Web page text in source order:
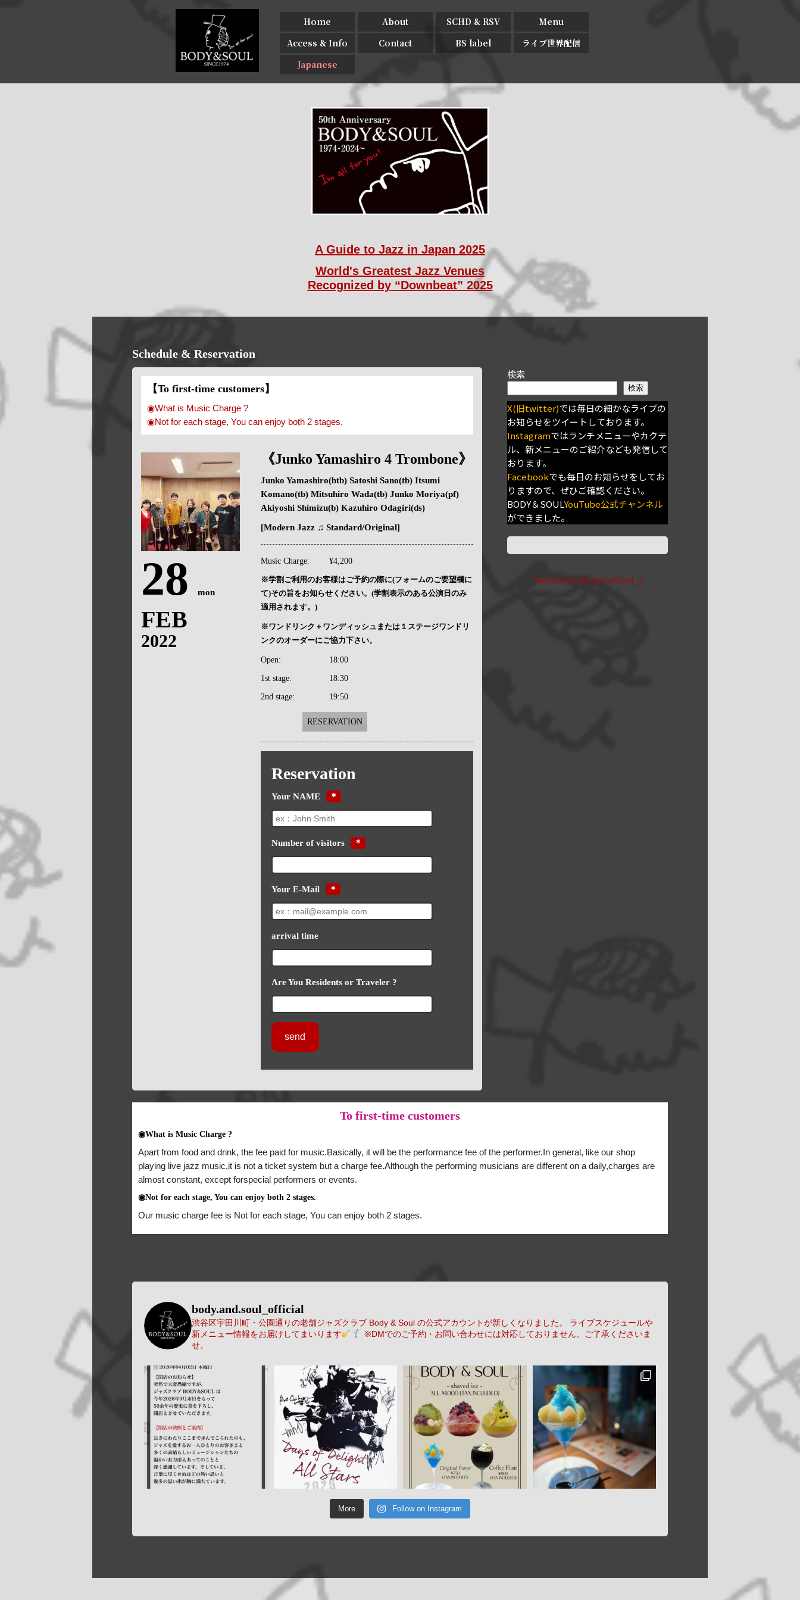
Home About SCHD & RSV
Menu
Access & Info
Contact BS label
ライブ世界配信
Japanese
A Guide to Jazz in Japan 2025
World's Greatest Jazz Venues
Recognized by “Downbeat” 2025
Schedule & Reservation
【To first-time customers】
◉What is Music Charge ?
◉Not for each stage, You can enjoy both 2 stages.
28 mon
FEB
2022
《Junko Yamashiro 4 Trombone》
Junko Yamashiro(btb) Satoshi Sano(tb) Itsumi
Komano(tb) Mitsuhiro Wada(tb) Junko Moriya(pf)
Akiyoshi Shimizu(b) Kazuhiro Odagiri(ds)
[Modern Jazz ♫ Standard/Original]
Music Charge: ¥4,200
※学割ご利用のお客様はご予約の際に(フォームのご要望欄に
て)その旨をお知らせください。(学割表示のある公演日のみ
適用されます。)
※ワンドリンク＋ワンディッシュまたは１ステージワンドリ
ンクのオーダーにご協力下さい。
Open: 18:00
1st stage: 18:30
2nd stage: 19:50
RESERVATION
Reservation
Your NAME ＊
Number of visitors ＊
Your E-Mail ＊
arrival time
Are You Residents or Traveler ?
検索
検索
X(旧twitter)では毎日の細かなライブの
お知らせをツイートしております。
Instagramではランチメニューやカクテ
ル、新メニューのご紹介なども発信して
おります。
Facebookでも毎日のお知らせをしてお
りますので、ぜひご確認ください。
BODY＆SOULYouTube公式チャンネル
ができました。
Tweets by BodyandSoul_J
To first-time customers
◉What is Music Charge ?
Apart from food and drink, the fee paid for music.Basically, it will be the performance fee of the performer.In general, like our shop
playing live jazz music,it is not a ticket system but a charge fee.Although the performing musicians are different on a daily,charges are
almost constant, except forspecial performers or events.
◉Not for each stage, You can enjoy both 2 stages.
Our music charge fee is Not for each stage, You can enjoy both 2 stages.
body.and.soul_official
渋谷区宇田川町・公園通りの老舗ジャズクラブ Body & Soul の公式アカウントが新しくなりました。
ライブスケジュールや
新メニュー情報をお届けしてまいります
※DMでのご予約・お問い合わせには対応しておりません。ご了承くださいま
せ。
More Follow on Instagram